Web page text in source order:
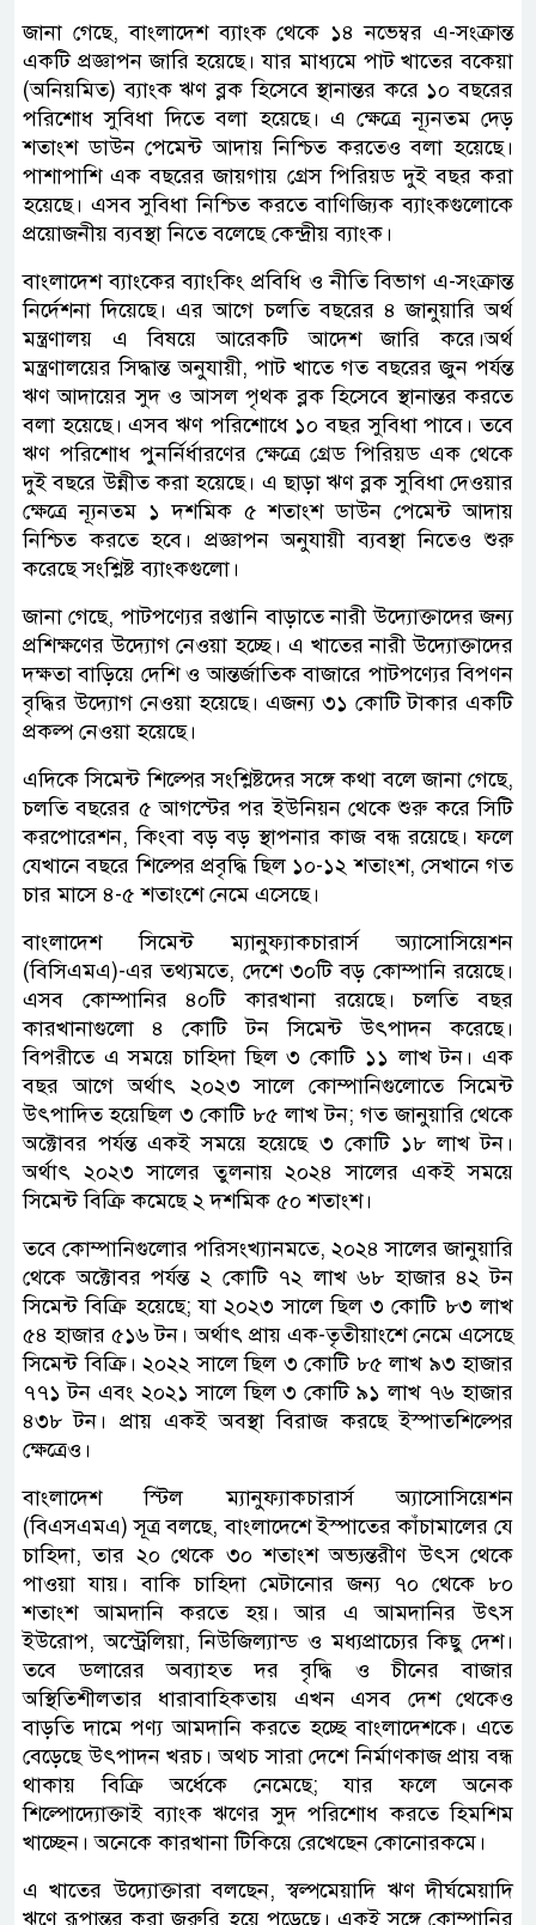
জানা গেছে, বাংলাদেশ ব্যাংক থেকে ১৪ নভেম্বর এ-সংক্রান্ত
একটি প্রজ্ঞাপন জারি হয়েছে। যার মাধ্যমে পাট খাতের বকেয়া
(অনিয়মিত) ব্যাংক ঋণ ব্লক হিসেবে স্থানান্তর করে ১০ বছরের
পরিশোধ সুবিধা দিতে বলা হয়েছে। এ ক্ষেত্রে ন্যূনতম দেড়
শতাংশ ডাউন পেমেন্ট আদায় নিশ্চিত করতেও বলা হয়েছে।
পাশাপাশি এক বছরের জায়গায় গ্রেস পিরিয়ড দুই বছর করা
হয়েছে। এসব সুবিধা নিশ্চিত করতে বাণিজ্যিক ব্যাংকগুলোকে
প্রয়োজনীয় ব্যবস্থা নিতে বলেছে কেন্দ্রীয় ব্যাংক।
বাংলাদেশ ব্যাংকের ব্যাংকিং প্রবিধি ও নীতি বিভাগ এ-সংক্রান্ত
নির্দেশনা দিয়েছে। এর আগে চলতি বছরের ৪ জানুয়ারি অর্থ
মন্ত্রণালয় এ বিষয়ে আরেকটি আদেশ জারি করে।অর্থ
মন্ত্রণালয়ের সিদ্ধান্ত অনুযায়ী, পাট খাতে গত বছরের জুন পর্যন্ত
ঋণ আদায়ের সুদ ও আসল পৃথক ব্লক হিসেবে স্থানান্তর করতে
বলা হয়েছে। এসব ঋণ পরিশোধে ১০ বছর সুবিধা পাবে। তবে
ঋণ পরিশোধ পুনর্নির্ধারণের ক্ষেত্রে গ্রেড পিরিয়ড এক থেকে
দুই বছরে উন্নীত করা হয়েছে। এ ছাড়া ঋণ ব্লক সুবিধা দেওয়ার
ক্ষেত্রে ন্যূনতম ১ দশমিক ৫ শতাংশ ডাউন পেমেন্ট আদায়
নিশ্চিত করতে হবে। প্রজ্ঞাপন অনুযায়ী ব্যবস্থা নিতেও শুরু
করেছে সংশ্লিষ্ট ব্যাংকগুলো।
জানা গেছে, পাটপণ্যের রপ্তানি বাড়াতে নারী উদ্যোক্তাদের জন্য
প্রশিক্ষণের উদ্যোগ নেওয়া হচ্ছে। এ খাতের নারী উদ্যোক্তাদের
দক্ষতা বাড়িয়ে দেশি ও আন্তর্জাতিক বাজারে পাটপণ্যের বিপণন
বৃদ্ধির উদ্যোগ নেওয়া হয়েছে। এজন্য ৩১ কোটি টাকার একটি
প্রকল্প নেওয়া হয়েছে।
এদিকে সিমেন্ট শিল্পের সংশ্লিষ্টদের সঙ্গে কথা বলে জানা গেছে,
চলতি বছরের ৫ আগস্টের পর ইউনিয়ন থেকে শুরু করে সিটি
করপোরেশন, কিংবা বড় বড় স্থাপনার কাজ বন্ধ রয়েছে। ফলে
যেখানে বছরে শিল্পের প্রবৃদ্ধি ছিল ১০-১২ শতাংশ, সেখানে গত
চার মাসে ৪-৫ শতাংশে নেমে এসেছে।
বাংলাদেশ সিমেন্ট ম্যানুফ্যাকচারার্স অ্যাসোসিয়েশন
(বিসিএমএ)-এর তথ্যমতে, দেশে ৩০টি বড় কোম্পানি রয়েছে।
এসব কোম্পানির ৪০টি কারখানা রয়েছে। চলতি বছর
কারখানাগুলো ৪ কোটি টন সিমেন্ট উৎপাদন করেছে।
বিপরীতে এ সময়ে চাহিদা ছিল ৩ কোটি ১১ লাখ টন। এক
বছর আগে অর্থাৎ ২০২৩ সালে কোম্পানিগুলোতে সিমেন্ট
উৎপাদিত হয়েছিল ৩ কোটি ৮৫ লাখ টন; গত জানুয়ারি থেকে
অক্টোবর পর্যন্ত একই সময়ে হয়েছে ৩ কোটি ১৮ লাখ টন।
অর্থাৎ ২০২৩ সালের তুলনায় ২০২৪ সালের একই সময়ে
সিমেন্ট বিক্রি কমেছে ২ দশমিক ৫০ শতাংশ।
তবে কোম্পানিগুলোর পরিসংখ্যানমতে, ২০২৪ সালের জানুয়ারি
থেকে অক্টোবর পর্যন্ত ২ কোটি ৭২ লাখ ৬৮ হাজার ৪২ টন
সিমেন্ট বিক্রি হয়েছে; যা ২০২৩ সালে ছিল ৩ কোটি ৮৩ লাখ
৫৪ হাজার ৫১৬ টন। অর্থাৎ প্রায় এক-তৃতীয়াংশে নেমে এসেছে
সিমেন্ট বিক্রি। ২০২২ সালে ছিল ৩ কোটি ৮৫ লাখ ৯৩ হাজার
৭৭১ টন এবং ২০২১ সালে ছিল ৩ কোটি ৯১ লাখ ৭৬ হাজার
৪৩৮ টন। প্রায় একই অবস্থা বিরাজ করছে ইস্পাতশিল্পের
ক্ষেত্রেও।
বাংলাদেশ স্টিল ম্যানুফ্যাকচারার্স অ্যাসোসিয়েশন
(বিএসএমএ) সূত্র বলছে, বাংলাদেশে ইস্পাতের কাঁচামালের যে
চাহিদা, তার ২০ থেকে ৩০ শতাংশ অভ্যন্তরীণ উৎস থেকে
পাওয়া যায়। বাকি চাহিদা মেটানোর জন্য ৭০ থেকে ৮০
শতাংশ আমদানি করতে হয়। আর এ আমদানির উৎস
ইউরোপ, অস্ট্রেলিয়া, নিউজিল্যান্ড ও মধ্যপ্রাচ্যের কিছু দেশ।
তবে ডলারের অব্যাহত দর বৃদ্ধি ও চীনের বাজার
অস্থিতিশীলতার ধারাবাহিকতায় এখন এসব দেশ থেকেও
বাড়তি দামে পণ্য আমদানি করতে হচ্ছে বাংলাদেশকে। এতে
বেড়েছে উৎপাদন খরচ। অথচ সারা দেশে নির্মাণকাজ প্রায় বন্ধ
থাকায় বিক্রি অর্ধেকে নেমেছে; যার ফলে অনেক
শিল্পোদ্যোক্তাই ব্যাংক ঋণের সুদ পরিশোধ করতে হিমশিম
খাচ্ছেন। অনেকে কারখানা টিকিয়ে রেখেছেন কোনোরকমে।
এ খাতের উদ্যোক্তারা বলছেন, স্বল্পমেয়াদি ঋণ দীর্ঘমেয়াদি
ঋণে রূপান্তর করা জরুরি হয়ে পড়েছে। একই সঙ্গে কোম্পানির